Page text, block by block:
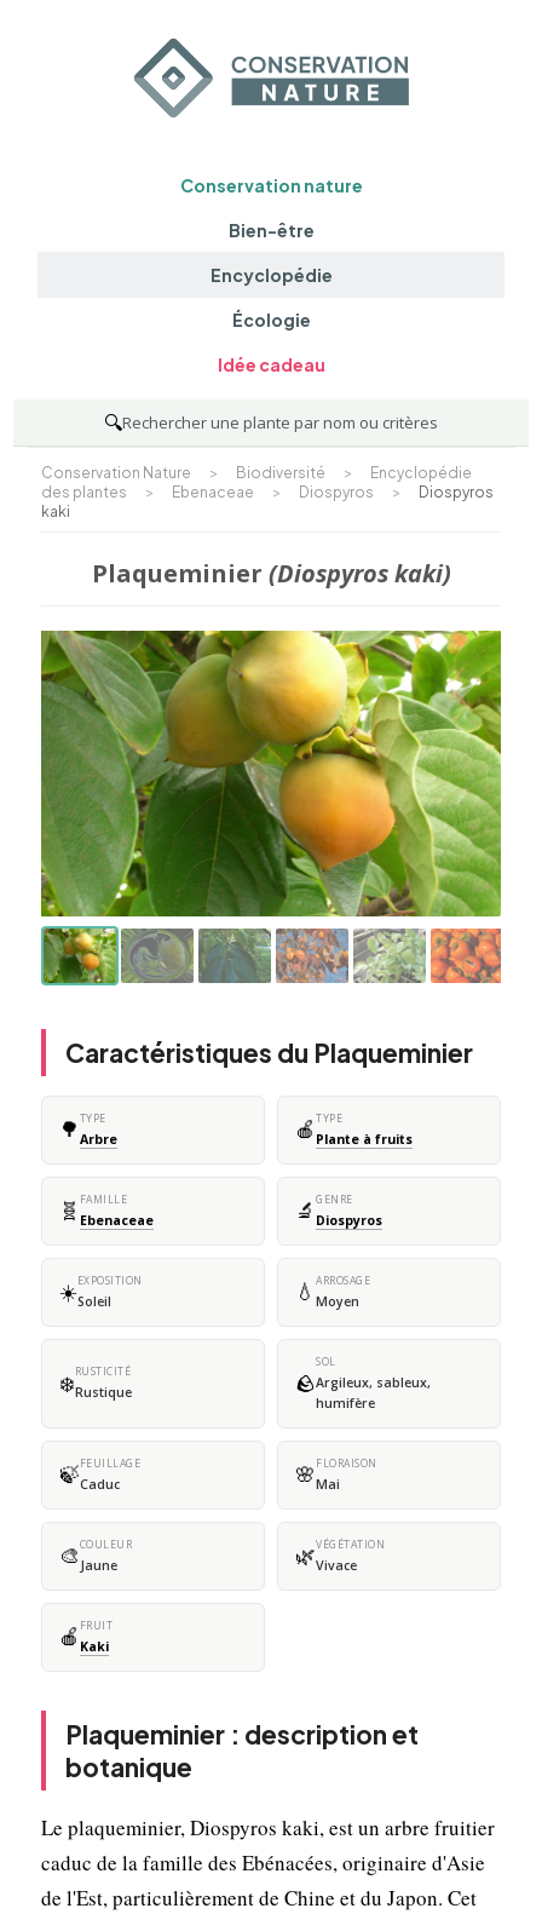
Conservation nature
Bien-être
Encyclopédie
Écologie
Idée cadeau
🔍Rechercher une plante par nom ou critères
Conservation Nature > Biodiversité >
Encyclopédie
des plantes
> Ebenaceae > Diospyros >
Diospyros
kaki
Plaqueminier (Diospyros kaki)
Caractéristiques du Plaqueminier
🌳 TYPE
Arbre 🍎 TYPE
Plante à fruits
🧬 FAMILLE
Ebenaceae 🔬 GENRE
Diospyros
☀️EXPOSITION
Soleil 💧 ARROSAGE
Moyen
❄️RUSTICITÉ
Rustique 🪨
SOL
Argileux, sableux,
humifère
🍃FEUILLAGE
Caduc 🌸 FLORAISON
Mai
🎨COULEUR
Jaune 🌿VÉGÉTATION
Vivace
🍎 FRUIT
Kaki
Plaqueminier : description et
botanique
Le plaqueminier, Diospyros kaki, est un arbre fruitier
caduc de la famille des Ebénacées, originaire d'Asie
de l'Est, particulièrement de Chine et du Japon. Cet